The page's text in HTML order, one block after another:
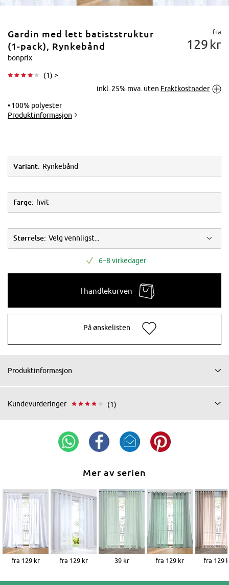
forstørre
Gardin med lett batiststruktur
(1-pack), Rynkebånd
bonprix
(1) >
fra
129 kr
inkl. 25% mva. uten Fraktkostnader
100% polyester
Produktinformasjon
Variant: Rynkebånd
Farge: hvit
Størrelse: Velg vennligst...
6–8 virkedager
I handlekurven
På ønskelisten
Produktinformasjon
Kundevurderinger (1)
Mer av serien
fra 129 kr fra 129 kr 39 kr fra 129 kr fra 129